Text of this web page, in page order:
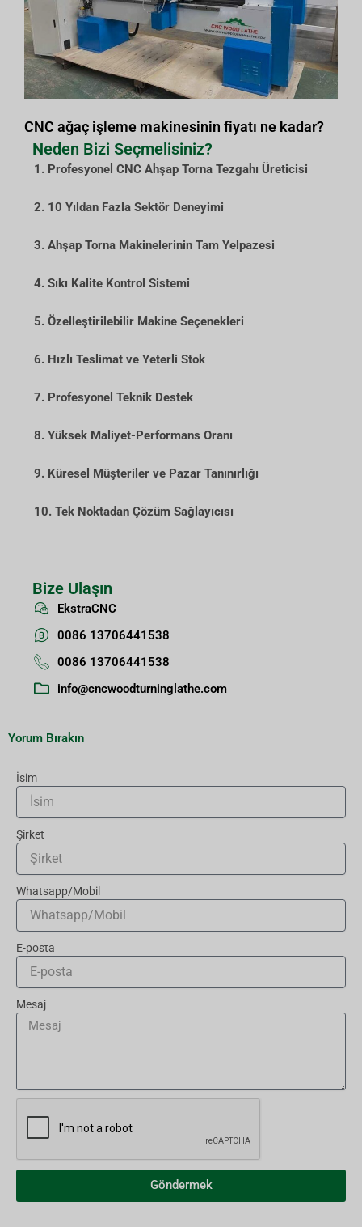
CNC ağaç işleme makinesinin fiyatı ne kadar?
Neden Bizi Seçmelisiniz?
1. Profesyonel CNC Ahşap Torna Tezgahı Üreticisi
2. 10 Yıldan Fazla Sektör Deneyimi
3. Ahşap Torna Makinelerinin Tam Yelpazesi
4. Sıkı Kalite Kontrol Sistemi
5. Özelleştirilebilir Makine Seçenekleri
6. Hızlı Teslimat ve Yeterli Stok
7. Profesyonel Teknik Destek
8. Yüksek Maliyet-Performans Oranı
9. Küresel Müşteriler ve Pazar Tanınırlığı
10. Tek Noktadan Çözüm Sağlayıcısı
Bize Ulaşın
EkstraCNC
0086 13706441538
0086 13706441538
info@cncwoodturninglathe.com
Yorum Bırakın
İsim
Şirket
Whatsapp/Mobil
E-posta
Mesaj
Göndermek